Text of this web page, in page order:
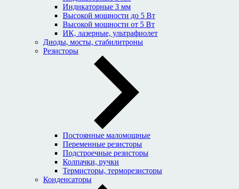
Индикаторные 3 мм
Высокой мощности до 5 Вт
Высокой мощности от 5 Вт
ИК, лазерные, ультрафиолет
Диоды, мосты, стабилитроны
Резисторы
Постоянные маломощные
Переменные резисторы
Подстроечные резисторы
Колпачки, ручки
Термисторы, терморезисторы
Конденсаторы